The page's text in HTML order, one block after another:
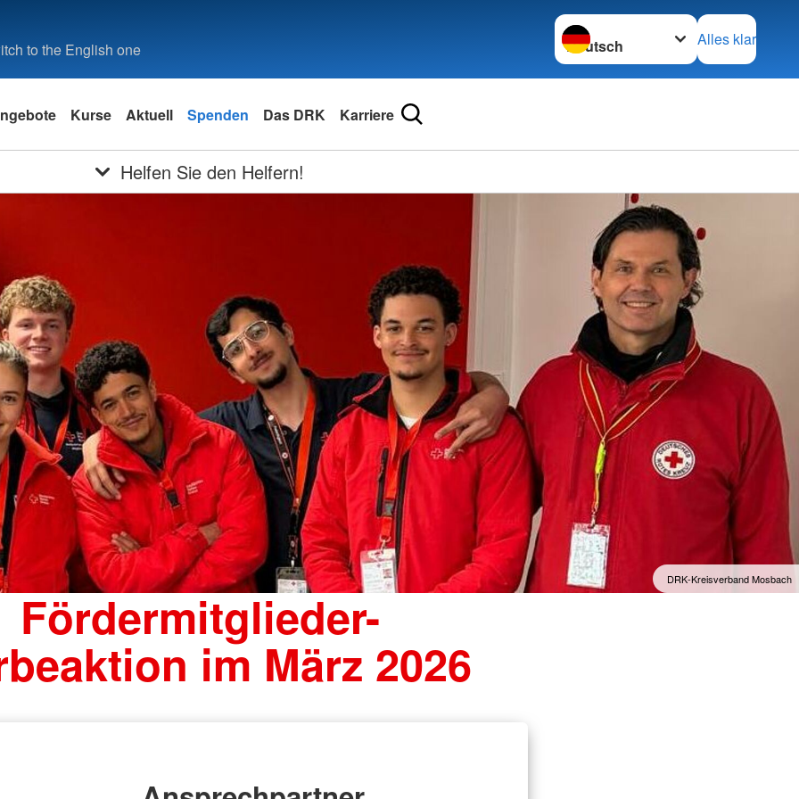
to the English one
Sprache wechseln zu
Alles klar
Kurse Aktuell Spenden Das DRK Karriere
Helfen Sie den Helfern!
DRK-Kreisverband Mosbach
Fördermitglieder-
im März 2026